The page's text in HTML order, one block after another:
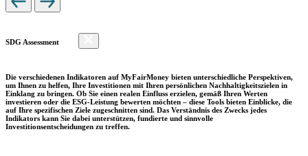
SDG Assessment
Die verschiedenen Indikatoren auf MyFairMoney bieten unterschiedliche Perspektiven,
um Ihnen zu helfen, Ihre Investitionen mit Ihren persönlichen Nachhaltigkeitszielen in
Einklang zu bringen. Ob Sie einen realen Einfluss erzielen, gemäß Ihren Werten
investieren oder die ESG-Leistung bewerten möchten – diese Tools bieten Einblicke, die
auf Ihre spezifischen Ziele zugeschnitten sind. Das Verständnis des Zwecks jedes
Indikators kann Sie dabei unterstützen, fundierte und sinnvolle
Investitionsentscheidungen zu treffen.